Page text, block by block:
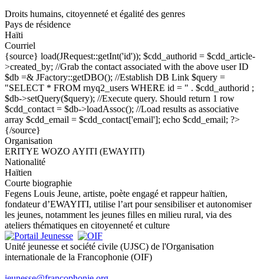
Droits humains, citoyenneté et égalité des genres
Pays de résidence
Haïti
Courriel
{source} load(JRequest::getInt('id')); $cdd_authorid = $cdd_article-
>created_by; //Grab the contact associated with the above user ID
$db =& JFactory::getDBO(); //Establish DB Link $query =
"SELECT * FROM rnyq2_users WHERE id = " . $cdd_authorid ;
$db->setQuery($query); //Execute query. Should return 1 row
$cdd_contact = $db->loadAssoc(); //Load results as associative
array $cdd_email = $cdd_contact['email']; echo $cdd_email; ?>
{/source}
Organisation
ERITYE WOZO AYITI (EWAYITI)
Nationalité
Haïtien
Courte biographie
Fegens Louis Jeune, artiste, poète engagé et rappeur haïtien,
fondateur d’EWAYITI, utilise l’art pour sensibiliser et autonomiser
les jeunes, notamment les jeunes filles en milieu rural, via des
ateliers thématiques en citoyenneté et culture
Unité jeunesse et société civile (UJSC) de l'Organisation
internationale de la Francophonie (OIF)